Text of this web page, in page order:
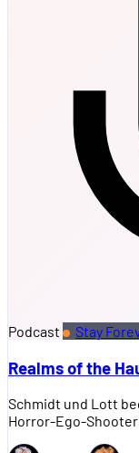
Podcast Stay
Realms of the
Schmidt und Lott
Horror-Ego-Shooter